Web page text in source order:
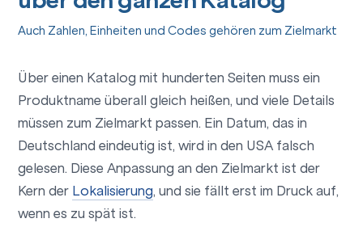
Auch Zahlen, Einheiten und Codes gehören zum Zielmarkt
Über einen Katalog mit hunderten Seiten muss ein
Produktname überall gleich heißen, und viele Details
müssen zum Zielmarkt passen. Ein Datum, das in
Deutschland eindeutig ist, wird in den USA falsch
gelesen. Diese Anpassung an den Zielmarkt ist der
Kern der Lokalisierung, und sie fällt erst im Druck auf,
wenn es zu spät ist.